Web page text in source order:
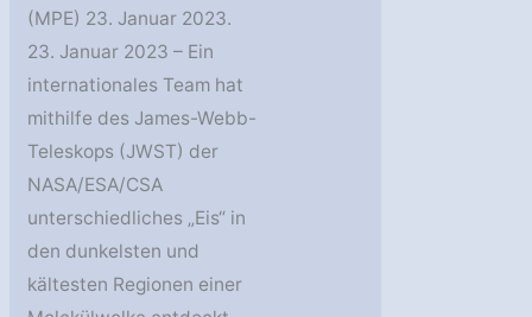
(MPE) 23. Januar 2023.
23. Januar 2023 – Ein
internationales Team hat
mithilfe des James-Webb-
Teleskops (JWST) der
NASA/ESA/CSA
unterschiedliches „Eis“ in
den dunkelsten und
kältesten Regionen einer